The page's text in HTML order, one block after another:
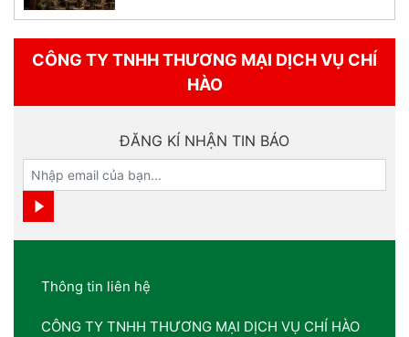
CÔNG TY TNHH THƯƠNG MẠI DỊCH VỤ CHÍ
HÀO
ĐĂNG KÍ NHẬN TIN BÁO
Thông tin liên hệ
CÔNG TY TNHH THƯƠNG MẠI DỊCH VỤ CHÍ HÀO